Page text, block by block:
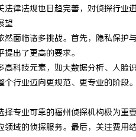
法律法规也日趋完善，对侦探行业
望
然面临诸多挑战。首先，隐私保
出了更高的要求。
高科技元素，如大数据分析、人
个行业迈向更规范、更专业的阶段
择专业可靠的福州侦探机构极为
领域的侦探服务。最后，关注费用
武汉配眼镜 上海配眼镜